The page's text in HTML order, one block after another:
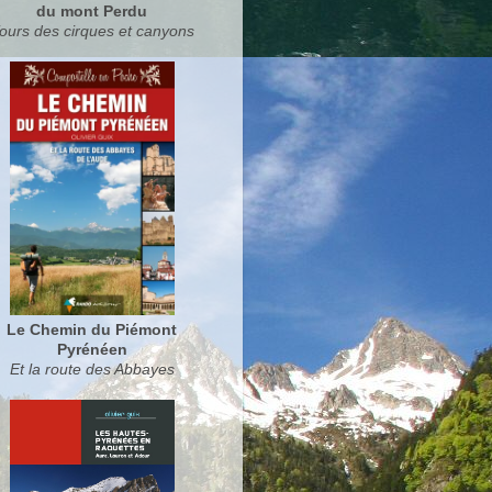
du mont Perdu
des cirques et canyons
Le Chemin du Piémont
Pyrénéen
Et la route des Abbayes